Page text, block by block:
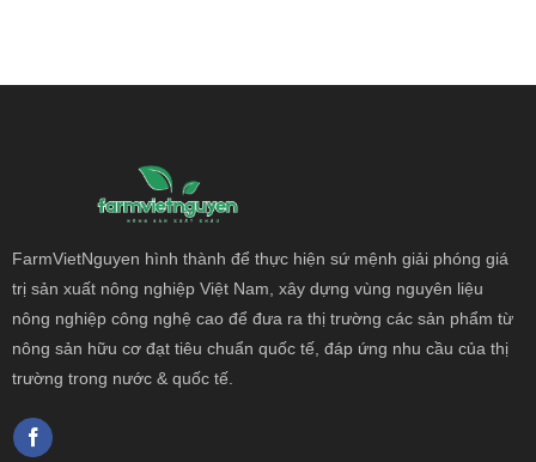
FarmVietNguyen hình thành để thực hiện sứ mệnh giải phóng giá
trị sản xuất nông nghiệp Việt Nam, xây dựng vùng nguyên liệu
nông nghiệp công nghệ cao để đưa ra thị trường các sản phẩm từ
nông sản hữu cơ đạt tiêu chuẩn quốc tế, đáp ứng nhu cầu của thị
trường trong nước & quốc tế.